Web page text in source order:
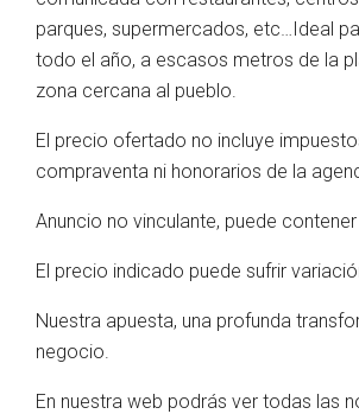
parques, supermercados, etc…Ideal
todo el año, a escasos metros de la
zona cercana al pueblo.
El precio ofertado no incluye
compraventa ni honorarios de la
Anuncio no vinculante, puede
El precio indicado puede sufrir
Nuestra apuesta, una profunda
negocio.
En nuestra web podrás ver todas las